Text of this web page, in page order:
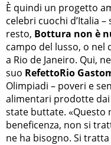
È quindi un progetto
celebri cuochi d’Italia
resto, Bottura non è
campo del lusso, o nel
a Rio de Janeiro. Qui,
suo RefettoRio
Olimpiadi – poveri e
alimentari prodotte
state buttate. «Questo
beneficenza, non si
ne ha bisogno. Si